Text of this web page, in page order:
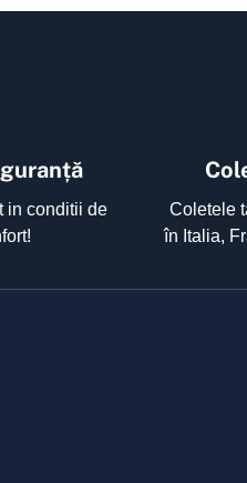
in conditii de
Coletele
în Italia,